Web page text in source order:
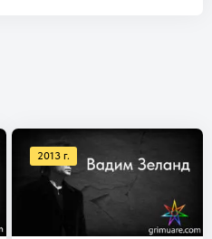
2013 г.